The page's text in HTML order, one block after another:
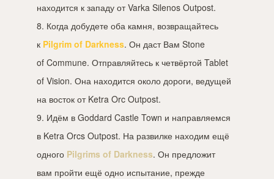
находится к западу от Varka Silenos Outpost.
8. Когда добудете оба камня, возвращайтесь
к Pilgrim of Darkness. Он даст Вам Stone
of Commune. Отправляйтесь к четвёртой Tablet
of Vision. Она находится около дороги, ведущей
на восток от Ketra Orc Outpost.
9. Идём в Goddard Castle Town и направляемся
в Ketra Orcs Outpost. На развилке находим ещё
одного Pilgrims of Darkness. Он предложит
вам пройти ещё одно испытание, прежде